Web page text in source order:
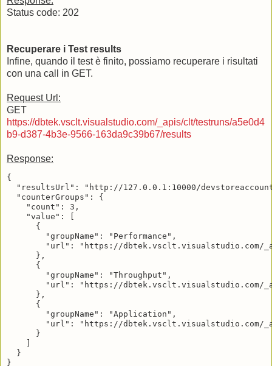
Status code: 202
Recuperare i Test results
Infine, quando il test è finito, possiamo recuperare i risultati
con una call in GET.
Request Url:
GET
https://dbtek.vsclt.visualstudio.com/_apis/clt/testruns/a5e0d4
b9-d387-4b3e-9566-163da9c39b67/results
Response:
{
"resultsUrl": "http://127.0.0.1:10000/
  "counterGroups": {
    "count": 3,
    "value": [
      {
        "groupName": "Performance",
"url": "https://dbtek.vsclt.visualstudio.com/
      },
      {
        "groupName": "Throughput",
"url": "https://dbtek.vsclt.visualstudio.com/
      },
      {
        "groupName": "Application",
"url": "https://dbtek.vsclt.visualstudio.com/
      }
  }